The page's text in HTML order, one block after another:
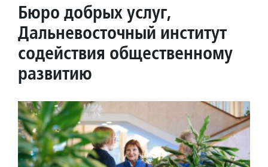
Бюро добрых услуг,
Дальневосточный институт
содействия общественному
развитию